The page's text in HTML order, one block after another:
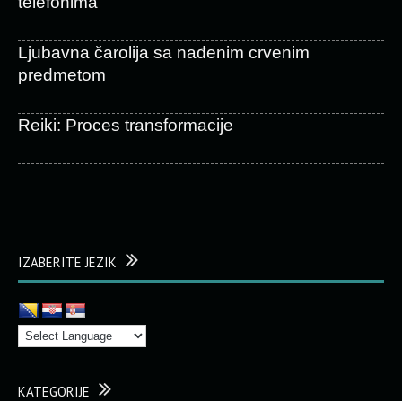
Ljubavna čarolija sa nađenim crvenim
predmetom
Reiki: Proces transformacije
IZABERITE JEZIK
KATEGORIJE